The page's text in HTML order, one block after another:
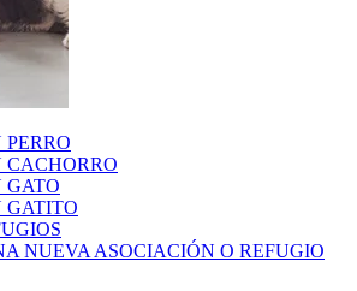
CACHORRO
GATO
GATITO
NUEVA ASOCIACIÓN O REFUGIO